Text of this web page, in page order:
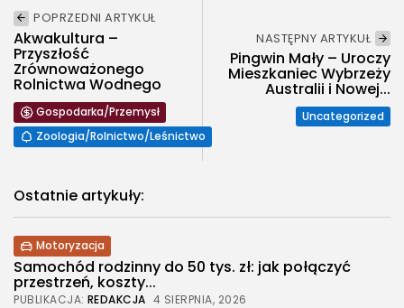
POPRZEDNI ARTYKUŁ
Akwakultura –
Przyszłość
Zrównoważonego
Rolnictwa Wodnego
Gospodarka/Przemysł
Zoologia/Rolnictwo/Leśnictwo
NASTĘPNY ARTYKUŁ
Pingwin Mały – Uroczy
Mieszkaniec Wybrzeży
Australii i Nowej...
Uncategorized
Ostatnie artykuły:
Motoryzacja
Samochód rodzinny do 50 tys. zł: jak połączyć
przestrzeń, koszty...
PUBLIKACJA: REDAKCJA 4 SIERPNIA, 2026